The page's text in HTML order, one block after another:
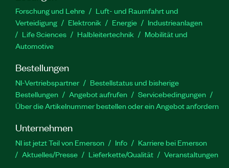
Forschung und Lehre
Luft- und Raumfahrt und
Verteidigung
Elektronik Energie
Industrieanlagen
Life Sciences
Halbleitertechnik
Mobilität und
Automotive
Bestellungen
NI-Vertriebspartner
Bestellstatus und bisherige
Bestellungen
Angebot aufrufen
Servicebedingungen
Über die Artikelnummer bestellen oder ein Angebot anfordern
Unternehmen
NI ist jetzt Teil von Emerson Info
Karriere bei Emerson
Aktuelles/Presse
Lieferkette/Qualität Veranstaltungen